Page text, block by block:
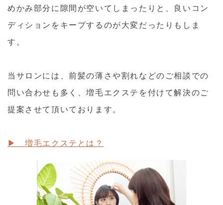
めかみ部分に隙間が空いてしまったりと、良いコン
ディションをキープするのが大変だったりもしま
す。
当サロンには、前髪の薄さや割れなどのご相談での
問い合わせも多く、増毛エクステを付けて解決のご
提案させて頂いております。
▶ 増毛エクステとは？